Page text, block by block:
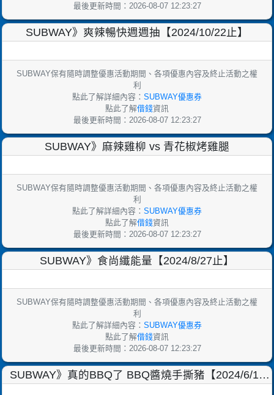
最後更新時間：2026-08-07 12:23:27
SUBWAY》爽辣暢快週週抽【2024/10/22止】
SUBWAY保有隨時調整優惠活動期間、各項優惠內容及終止活動之權
利
點此了解詳細內容： SUBWAY優惠券
點此了解借錢資訊
最後更新時間：2026-08-07 12:23:27
SUBWAY》麻辣雞柳 vs 青花椒烤雞腿
SUBWAY保有隨時調整優惠活動期間、各項優惠內容及終止活動之權
利
點此了解詳細內容： SUBWAY優惠券
點此了解借錢資訊
最後更新時間：2026-08-07 12:23:27
SUBWAY》食尚纖能量【2024/8/27止】
SUBWAY保有隨時調整優惠活動期間、各項優惠內容及終止活動之權
利
點此了解詳細內容： SUBWAY優惠券
點此了解借錢資訊
最後更新時間：2026-08-07 12:23:27
SUBWAY》真的BBQ了 BBQ醬燒手撕豬【2024/6/18